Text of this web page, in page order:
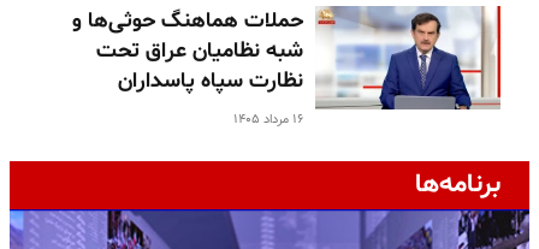
حملات هماهنگ حوثی‌ها و
شبه نظامیان عراق تحت
نظارت سپاه پاسداران
۱۶ مرداد ۱۴۰۵
برنامه‌ها